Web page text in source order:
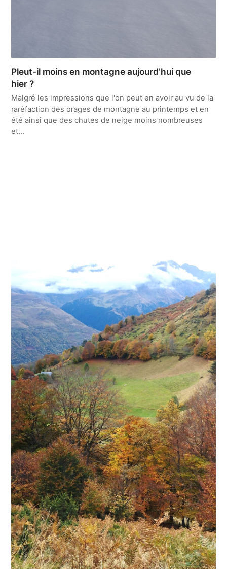
Pleut-il moins en montagne aujourd’hui que
hier ?
Malgré les impressions que l'on peut en avoir au vu de la
raréfaction des orages de montagne au printemps et en
été ainsi que des chutes de neige moins nombreuses
et...